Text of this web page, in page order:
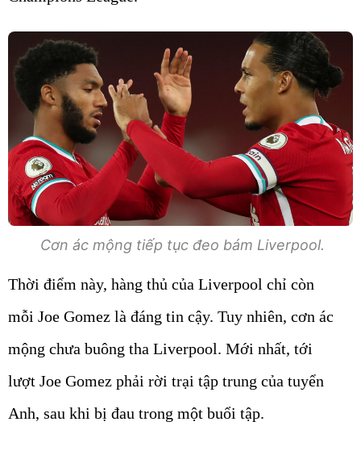
Cơn ác mộng tiếp tục đeo bám Liverpool.
Thời điểm này, hàng thủ của Liverpool chỉ còn
mỗi Joe Gomez là đáng tin cậy. Tuy nhiên, cơn ác
mộng chưa buông tha Liverpool. Mới nhất, tới
lượt Joe Gomez phải rời trại tập trung của tuyển
Anh, sau khi bị đau trong một buổi tập.